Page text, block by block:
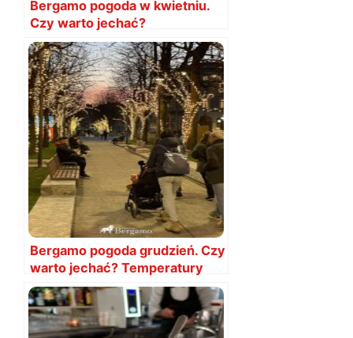
Bergamo pogoda w kwietniu.
Czy warto jechać?
Temperatury
Bergamo pogoda grudzień. Czy
warto jechać? Temperatury